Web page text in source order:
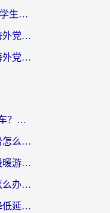
在国外如何看B站视频？留学生亲测有效的回国加速器选择指南
网易云音乐国外怎么下？海外党亲测有效的回国加速器指南
在国外不能看爱奇艺吗？海外党追剧必看的回国加速器选择指南
国外用什么加速器打QQ飞车？海外党亲测有效的国服游戏加速指南
国外玩反恐精英：全球攻势怎么不卡？老玩家亲测的加速器选择指南
国外用什么加速器打奇迹暖暖游戏？海外党国服手游畅玩全攻略（附3款热门游戏实测）
巨兽战场国外玩延迟很高怎么办？海外党亲测的国服游戏加速解决方案
打龙之谷什么加速器可以降低延迟？海外玩家亲测有效的国服加速指南